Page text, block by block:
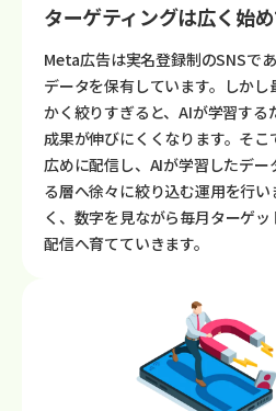
ターゲティングは広く始
Meta広告は実名登録制のSNSで
データを保有しています。しか
かく絞りすぎると、AIが学習する
成果が伸びにくくなります。そ
広めに配信し、AIが学習したデ
る層へ徐々に絞り込む運用を行
く、数字を見ながら毎月ターゲ
配信へ育てていきます。